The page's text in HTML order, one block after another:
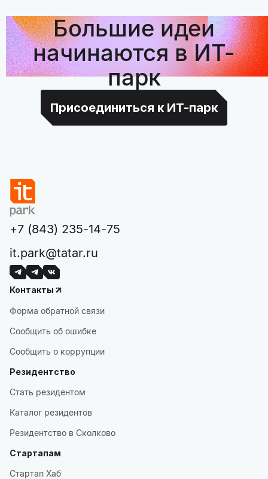
Большие идеи
начинаются в ИТ-
парк
Присоединиться к ИТ-парк
+7 (843) 235-14-75
it.park@tatar.ru
Контакты
Форма обратной связи
Сообщить об ошибке
Сообщить о коррупции
Резидентство
Стать резидентом
Каталог резидентов
Резидентство в Сколково
Стартапам
Стартап Хаб